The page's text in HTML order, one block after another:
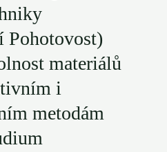
Pohotovost)
materiálů
i
metodám